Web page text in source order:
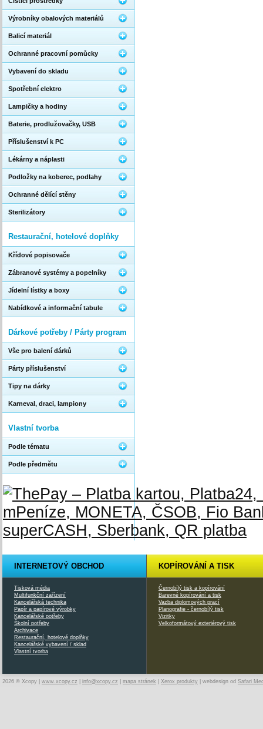
Výrobníky obalových materiálů
Balicí materiál
Ochranné pracovní pomůcky
Vybavení do skladu
Spotřební elektro
Lampičky a hodiny
Baterie, prodlužovačky, USB
Příslušenství k PC
Lékárny a náplasti
Podložky na koberec, podlahy
Ochranné dělící stěny
Sterilizátory
Restaurační, hotelové doplňky
Křídové popisovače
Zábranové systémy a popelníky
Jídelní lístky a boxy
Nabídkové a informační tabule
Dárkové potřeby / Párty program
Vše pro balení dárků
Párty příslušenství
Tipy na dárky
Karneval, draci, lampiony
Vlastní tvorba
Podle tématu
Podle předmětu
INTERNETOVÝ OBCHOD
Tisková média
Multifunkční zařízení
Kancelářská technika
Papír a papírové výrobky
Kancelářské potřeby
Školní potřeby
Archivace
Restaurační, hotelové doplňky
Kancelářské vybavení / sklad
Vlastní tvorba
KOPÍROVÁNÍ A TISK
Černobílý tisk a kopírování
Barevné kopírování a tisk
Vazba diplomových prací
Planografie - černobílý tisk
Vizitky
Velkoformátový exteriérový tisk
2026 © Xcopy | www.xcopy.cz info@xcopy.cz mapa stránek Xerox produkty | webdesign od Safari